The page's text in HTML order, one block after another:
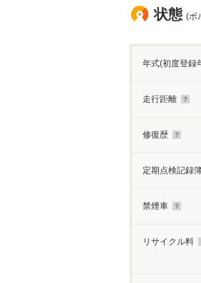
状態 (ボ
年式(初度登録
走行距離
修復歴
定期点検記録
禁煙車
リサイクル料